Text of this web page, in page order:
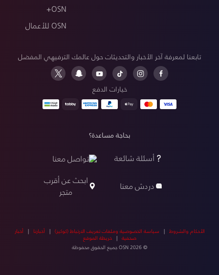
OSN+
OSN للأعمال
تابعنا لمعرفة آخر الأخبار والتحديثات حول عالمك الترفيهي المفضل
خيارات الدفع
بحاجة مساعدة؟
أسئلة شائعة
تواصل معنا
دردش معنا
ابحث عن أقرب
متجر
الأحكام والشروط | سياسة الخصوصية وملفات تعريف الارتباط (كوكيز) | أخبارنا | أخبار
صحفية |خريطة الموقع
© OSN 2026 جميع الحقوق محفوظة